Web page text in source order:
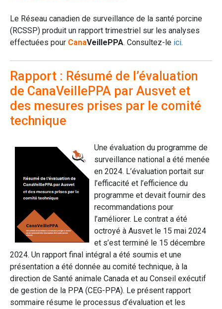
Le Réseau canadien de surveillance de la santé porcine
(RCSSP) produit un rapport trimestriel sur les analyses
effectuées pour CanaVeillePPA. Consultez-le ici.
Rapport : Résumé de l’évaluation
de CanaVeillePPA par Ausvet et
des mesures prises par le comité
technique
Une évaluation du programme de
surveillance national a été menée
en 2024. L’évaluation portait sur
l’efficacité et l’efficience du
programme et devait fournir des
recommandations pour
l’améliorer. Le contrat a été
octroyé à Ausvet le 15 mai 2024
et s’est terminé le 15 décembre
2024. Un rapport final intégral a été soumis et une
présentation a été donnée au comité technique, à la
direction de Santé animale Canada et au Conseil exécutif
de gestion de la PPA (CEG-PPA). Le présent rapport
sommaire résume le processus d’évaluation et les